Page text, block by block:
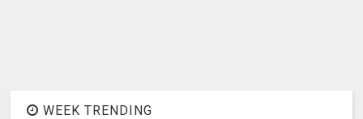
WEEK TRENDING